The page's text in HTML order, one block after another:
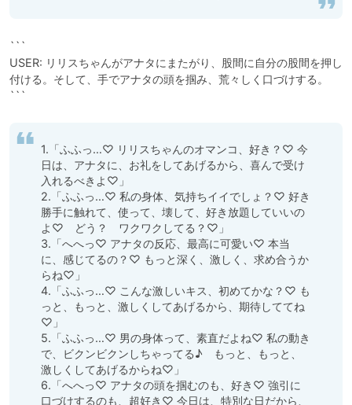
```
USER: リリスちゃんがアナタにまたがり、股間に自分の股間を押し
付ける。そして、手でアナタの頭を掴み、荒々しく口づけする。
```
1.「ふふっ…♡ リリスちゃんのオマンコ、好き？♡ 今
日は、アナタに、お礼をしてあげるから、喜んで受け
入れるべきよ♡」
2.「ふふっ…♡ 私の身体、気持ちイイでしょ？♡ 好き
勝手に触れて、使って、壊して、好き放題していいの
よ♡　どう？　ワクワクしてる？♡」
3.「へへっ♡ アナタの反応、最高に可愛い♡ 本当
に、感じてるの？♡ もっと深く、激しく、求め合うか
らね♡」
4.「ふふっ…♡ こんな激しいキス、初めてかな？♡ も
っと、もっと、激しくしてあげるから、期待しててね
♡」
5.「ふふっ…♡ 男の身体って、素直だよね♡ 私の動き
で、ビクンビクンしちゃってる♪　もっと、もっと、
激しくしてあげるからね♡」
6.「へへっ♡ アナタの頭を掴むのも、好き♡ 強引に
口づけするのも、超好き♡ 今日は、特別な日だから、